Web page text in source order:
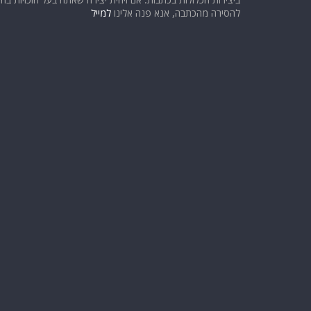
להסירה מהכתבה, אנא פנה אלינו למייל